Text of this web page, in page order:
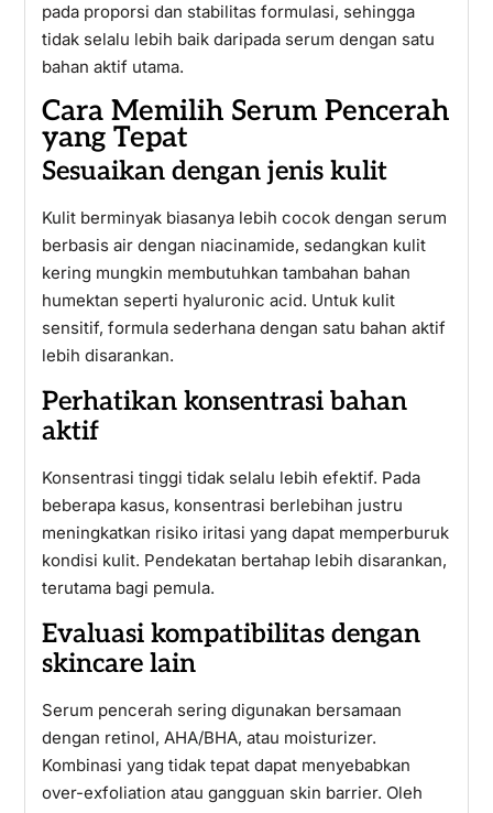
pada proporsi dan stabilitas formulasi, sehingga
tidak selalu lebih baik daripada serum dengan satu
bahan aktif utama.
Cara Memilih Serum Pencerah
yang Tepat
Sesuaikan dengan jenis kulit
Kulit berminyak biasanya lebih cocok dengan serum
berbasis air dengan niacinamide, sedangkan kulit
kering mungkin membutuhkan tambahan bahan
humektan seperti hyaluronic acid. Untuk kulit
sensitif, formula sederhana dengan satu bahan aktif
lebih disarankan.
Perhatikan konsentrasi bahan
aktif
Konsentrasi tinggi tidak selalu lebih efektif. Pada
beberapa kasus, konsentrasi berlebihan justru
meningkatkan risiko iritasi yang dapat memperburuk
kondisi kulit. Pendekatan bertahap lebih disarankan,
terutama bagi pemula.
Evaluasi kompatibilitas dengan
skincare lain
Serum pencerah sering digunakan bersamaan
dengan retinol, AHA/BHA, atau moisturizer.
Kombinasi yang tidak tepat dapat menyebabkan
over-exfoliation atau gangguan skin barrier. Oleh